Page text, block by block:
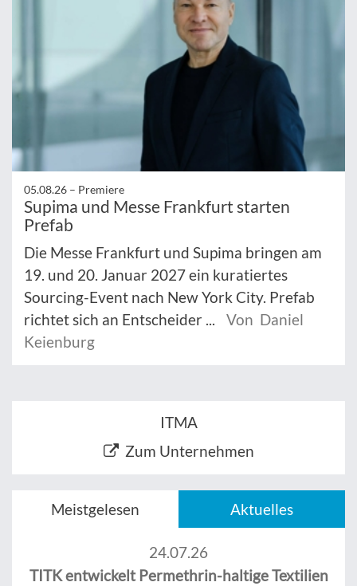
05.08.26 – Premiere
Supima und Messe Frankfurt starten
Prefab
Die Messe Frankfurt und Supima bringen am
19. und 20. Januar 2027 ein kuratiertes
Sourcing-Event nach New York City. Prefab
richtet sich an Entscheider ...
Von Daniel
Keienburg
ITMA
Zum Unternehmen
Meistgelesen Aktuelles
24.07.26
TITK entwickelt Permethrin-haltige Textilien